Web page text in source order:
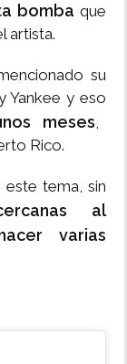
bomba que
artista.
su
Yankee y eso
meses,
Rico.
tema, sin
al
varias